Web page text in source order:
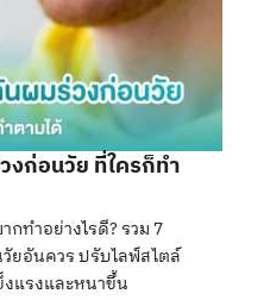
งก่อนวัย ที่ใครก็ทำ
ทำอย่างไรดี? รวม 7
ยอันควร ปรับไลฟ์สไตล์
งแรงและหนาขึ้น